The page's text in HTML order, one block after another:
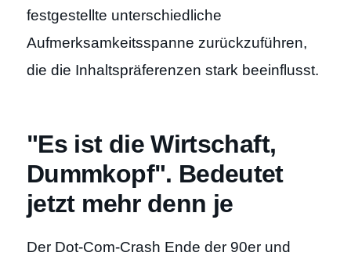
festgestellte unterschiedliche
Aufmerksamkeitsspanne zurückzuführen,
die die Inhaltspräferenzen stark beeinflusst.
"Es ist die Wirtschaft,
Dummkopf". Bedeutet
jetzt mehr denn je
Der Dot-Com-Crash Ende der 90er und